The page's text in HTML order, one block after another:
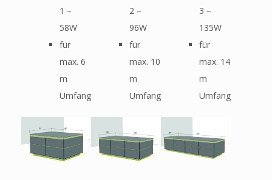
1 –
58W
für
max. 6
m
Umfang
2 –
96W
für
max. 10
m
Umfang
3 –
135W
für
max. 14
m
Umfang